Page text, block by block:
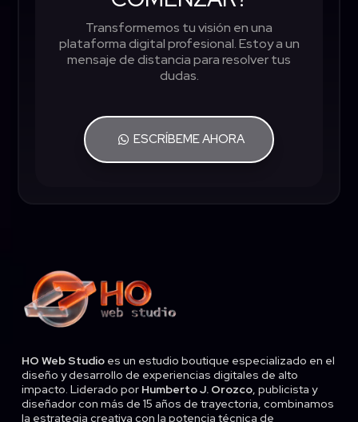
Transformemos tu visión en una
plataforma digital profesional. Estoy a un
mensaje de distancia para resolver tus
dudas.
ESCRÍBEME AHORA
diseño y desarrollo de experiencias digitales de alto
impacto. Liderado por Humberto J. Orozco, publicista y
diseñador con más de 15 años de trayectoria, combinamos
la estrategia creativa con la potencia técnica de
WordPress y Divi.